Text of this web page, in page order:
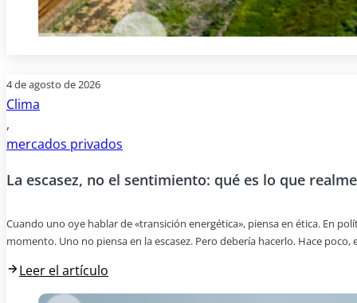
4 de agosto de 2026
Clima
,
mercados privados
La escasez, no el sentimiento: qué es lo que
Cuando uno oye hablar de «transición energética», piensa en ética. En
momento. Uno no piensa en la escasez. Pero debería hacerlo. Hace
Leer el artículo